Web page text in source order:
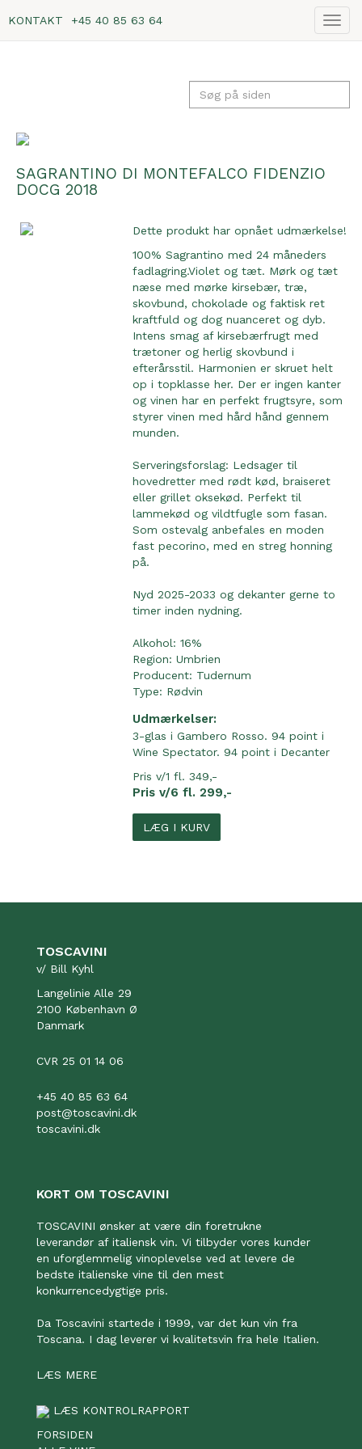
Vis
KONTAKT +45 40 85 63 64
SAGRANTINO DI MONTEFALCO FIDENZIO
DOCG 2018
Dette produkt har opnået udmærkelse!
100% Sagrantino med 24 måneders
fadlagring.Violet og tæt. Mørk og tæt
næse med mørke kirsebær, træ,
skovbund, chokolade og faktisk ret
kraftfuld og dog nuanceret og dyb.
Intens smag af kirsebærfrugt med
trætoner og herlig skovbund i
efterårsstil. Harmonien er skruet helt
op i topklasse her. Der er ingen kanter
og vinen har en perfekt frugtsyre, som
styrer vinen med hård hånd gennem
munden.
Serveringsforslag: Ledsager til
hovedretter med rødt kød, braiseret
eller grillet oksekød. Perfekt til
lammekød og vildtfugle som fasan.
Som ostevalg anbefales en moden
fast pecorino, med en streg honning
på.
Nyd 2025-2033 og dekanter gerne to
timer inden nydning.
Alkohol: 16%
Region:Umbrien
Producent: Tudernum
Type: Rødvin
Udmærkelser:
3-glas i Gambero Rosso. 94 point i
Wine Spectator. 94 point i Decanter
Pris v/1 fl. 349,-
Pris v/6 fl. 299,-
LÆG I KURV
TOSCAVINI
v/ Bill Kyhl
Langelinie Alle 29
2100 København Ø
Danmark
CVR 25 01 14 06
+45 40 85 63 64
post@toscavini.dk
toscavini.dk
KORT OM TOSCAVINI
TOSCAVINI ønsker at være din foretrukne
leverandør af italiensk vin. Vi tilbyder vores kunder
en uforglemmelig vinoplevelse ved at levere de
bedste italienske vine til den mest
konkurrencedygtige pris.
Da Toscavini startede i 1999, var det kun vin fra
Toscana. I dag leverer vi kvalitetsvin fra hele Italien.
LÆS MERE
LÆS KONTROLRAPPORT
FORSIDEN